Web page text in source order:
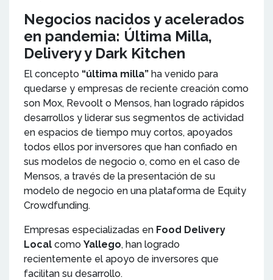
Negocios nacidos y acelerados
en pandemia: Última Milla,
Delivery y Dark Kitchen
El concepto “última milla” ha venido para
quedarse y empresas de reciente creación como
son Mox, Revoolt o Mensos, han logrado rápidos
desarrollos y liderar sus segmentos de actividad
en espacios de tiempo muy cortos, apoyados
todos ellos por inversores que han confiado en
sus modelos de negocio o, como en el caso de
Mensos, a través de la presentación de su
modelo de negocio en una plataforma de Equity
Crowdfunding.
Empresas especializadas en Food Delivery
Local como Yallego, han logrado
recientemente el apoyo de inversores que
facilitan su desarrollo.